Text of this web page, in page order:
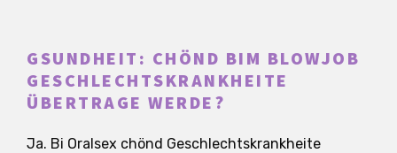
GSUNDHEIT: CHÖND BIM BLOWJOB
GESCHLECHTSKRANKHEITE
ÜBERTRAGE WERDE?
Ja. Bi Oralsex chönd Geschlechtskrankheite